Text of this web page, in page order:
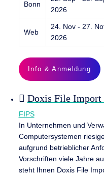
Bonn
2026
Web
24. Nov - 27.
2026
Info & Anmeldung
Doxis File Import
FIPS
In Unternehmen und
Computersystemen
aufgrund betrieblicher
Vorschriften viele Jahre
steht Ihnen Doxis File